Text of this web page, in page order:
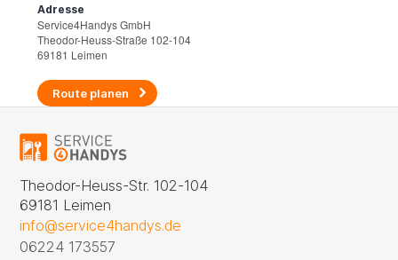
Adresse
Service4Handys GmbH
Theodor-Heuss-Straße 102-104
69181 Leimen
Route planen
Theodor-Heuss-Str. 102-104
69181 Leimen
info@service4handys.de
06224 173557